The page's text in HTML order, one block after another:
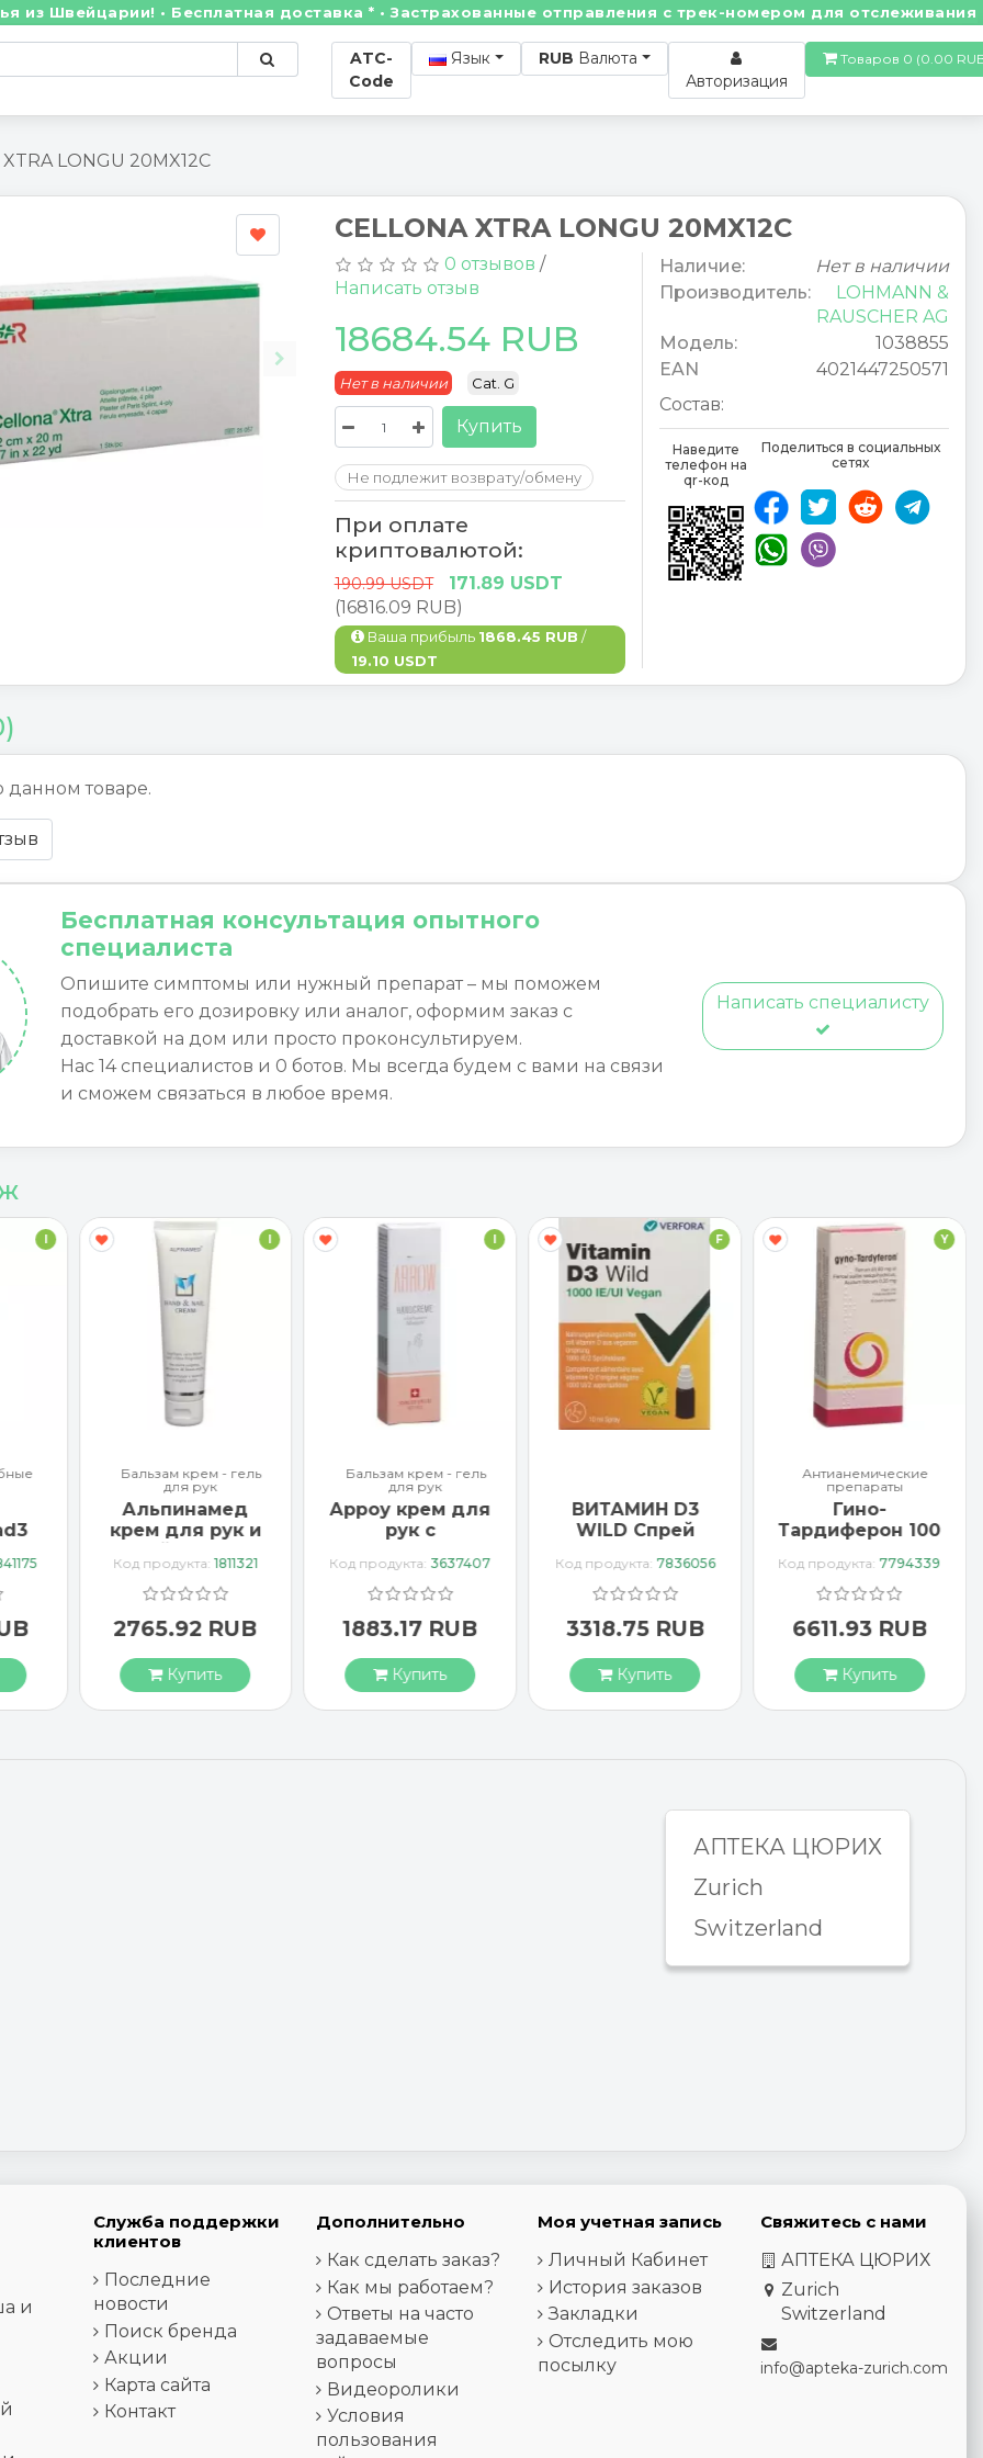
• Бесплатная доставка * • Застрахованные отправления с трек-номером для отслеживания!
ATC-
Code
Язык RUB Валюта
Авторизация
Товаров 0
LONGU 20MX12C
CELLONA XTRA LONGU 20MX12C
0 отзывов /
Написать отзыв
18684.54 RUB
Нет в наличии Cat. G
Купить
Не подлежит возврату/обмену
При оплате
криптовалютой:
190.99 USDT
171.89 USDT
(16816.09 RUB)
Ваша прибыль 1868.45 RUB /
19.10 USDT
Наличие:
Нет в наличии
Производитель:
LOHMANN &
RAUSCHER AG
Модель:
1038855
EAN
4021447250571
Состав:
Наведите
телефон на
qr-код
Поделиться в социальных
сетях
данном товаре.
Бесплатная консультация опытного
специалиста
Опишите симптомы или нужный препарат – мы поможем
подобрать его дозировку или аналог, оформим заказ с
доставкой на дом или просто проконсультируем.
Нас 14 специалистов и 0 ботов. Мы всегда будем с вами на связи
и сможем связаться в любое время.
Написать специалисту
I I
Бальзам крем - гель
для рук
Альпинамед
крем для рук и
Примулы
вечерней 100 мл
Код продукта:1811321
2765.92 RUB
Купить
I
Бальзам крем - гель
для рук
Арроу крем для
рук с
маслом 65 мл
Код продукта:3637407
1883.17 RUB
Купить
F
ВИТАМИН D3
WILD Спрей
веганский
Код продукта: 7836056
3318.75 RUB
Купить
Y
Антианемические
препараты
Гино-
Тардиферон 100
Код продукта:7794339
6611.93 RUB
Купить
АПТЕКА ЦЮРИХ
Zurich
Switzerland
и
Служба поддержки
клиентов
Последние
новости
Поиск бренда
Акции
Карта сайта
Контакт
Дополнительно
Как сделать заказ?
Как мы работаем?
Ответы на часто
задаваемые
вопросы
Видеоролики
Условия
пользования
Моя учетная запись
Личный Кабинет
История заказов
Закладки
Отследить мою
посылку
Свяжитесь с нами
АПТЕКА ЦЮРИХ
Zurich
Switzerland
info@apteka-zurich.com